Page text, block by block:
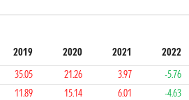
2019 2020 2021
2022
35.05 21.26 3.97
-5.76
11.89 15.14 6.01
-4.63